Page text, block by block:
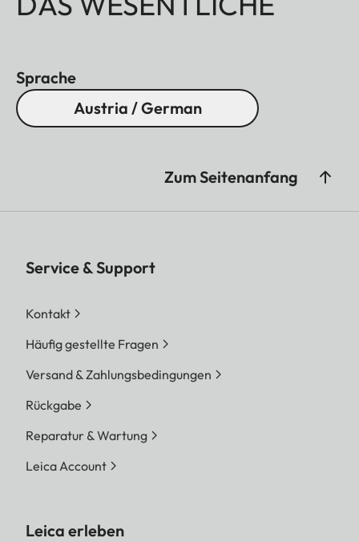
Sprache
Austria / German
Zum Seitenanfang
Service & Support
Kontakt
Häufig gestellte Fragen
Versand & Zahlungsbedingungen
Rückgabe
Reparatur & Wartung
Leica Account
Leica erleben